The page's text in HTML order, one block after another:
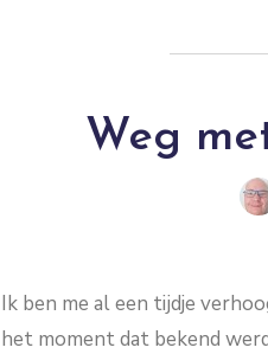
Weg
Ik ben me al een tijdje
het moment dat bekend